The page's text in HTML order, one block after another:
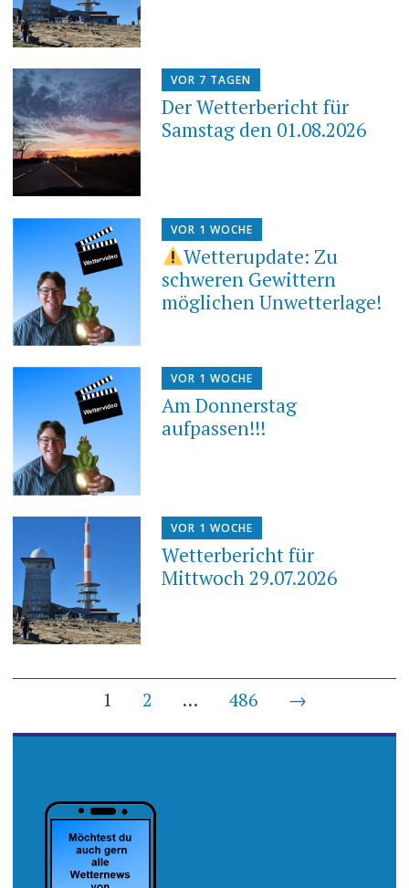
VOR 7 TAGEN
Der Wetterbericht für
Samstag den 01.08.2026
VOR 1 WOCHE
Wetterupdate: Zu
schweren Gewittern
möglichen Unwetterlage!
VOR 1 WOCHE
Am Donnerstag
aufpassen!!!
VOR 1 WOCHE
Wetterbericht für
Mittwoch 29.07.2026
Beiträge-
Navigation
1 2 … 486 →